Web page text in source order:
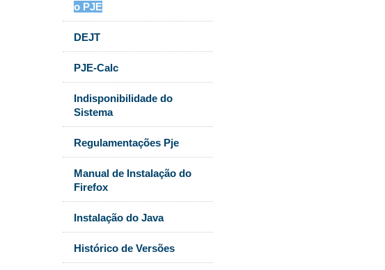
o PJE
DEJT
PJE-Calc
Indisponibilidade do
Sistema
Regulamentações Pje
Manual de Instalação do
Firefox
Instalação do Java
Histórico de Versões